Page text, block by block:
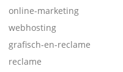
online-marketing
webhosting
grafisch-en-reclame
reclame